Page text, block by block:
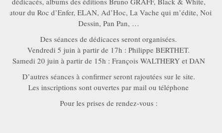
Autour du Roc d’Enfer, ELAN, Ad’Hoc, La Vache qui m’édite, Noir
Dessin, Pan Pan, …
Des séances de dédicaces seront organisées.
Vendredi 5 juin à partir de 17h : Philippe BERTHET.
Samedi 20 juin à partir de 15h : François WALTHERY et DAN
D’autres séances à confirmer seront rajoutées sur le site.
Les inscriptions sont ouvertes par mail ou téléphone
Pour les prises de rendez-vous :